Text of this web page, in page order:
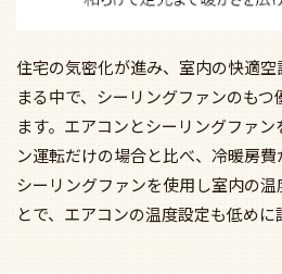
住宅の気密化が進み、室内の快適
まる中で、シーリングファンのも
ます。エアコンとシーリングファ
ン運転だけの場合と比べ、冷暖房費
シーリングファンを使用し室内の
とで、エアコンの温度設定も低めに